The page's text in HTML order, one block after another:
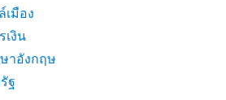
เมือง
เงิน
าอังกฤษ
ฐ